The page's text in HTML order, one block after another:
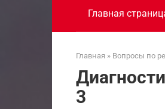
Главная
Главная » Вопросы по
3